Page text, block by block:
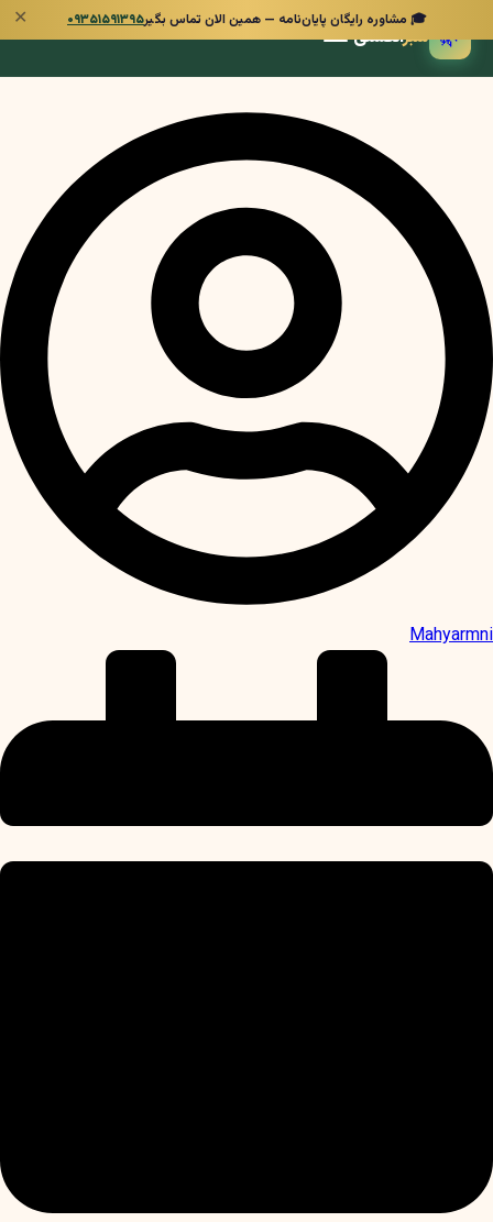
🎓 مشاوره رایگان پایان‌نامه — همین الان تماس بگیر۰۹۳۵۱۵۹۱۳۹۵ ✕
🌿 سبزانگشتی
Mahyarmni